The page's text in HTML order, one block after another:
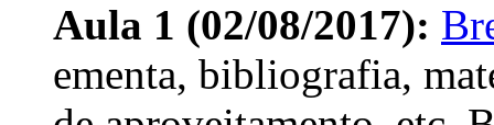
Aula 1 (02/08/2017):
ementa, bibliografia,